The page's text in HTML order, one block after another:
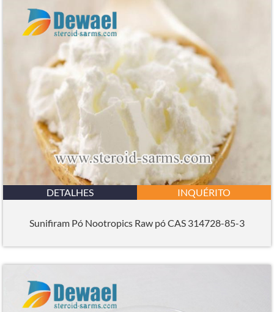
DETALHES INQUÉRITO
Sunifiram Pó Nootropics Raw pó CAS 314728-85-3